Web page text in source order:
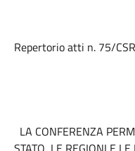
Repertorio atti n. 75/
LA CONFERENZA